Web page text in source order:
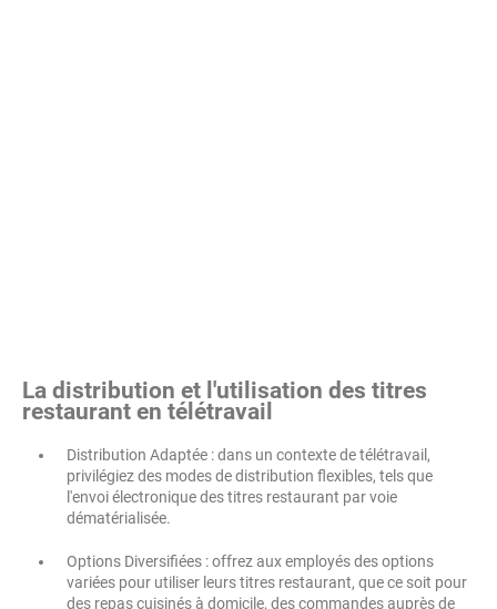
La distribution et l'utilisation des titres
restaurant en télétravail
Distribution Adaptée : dans un contexte de télétravail,
privilégiez des modes de distribution flexibles, tels que
l'envoi électronique des titres restaurant par voie
dématérialisée.
Options Diversifiées : offrez aux employés des options
variées pour utiliser leurs titres restaurant, que ce soit pour
des repas cuisinés à domicile, des commandes auprès de